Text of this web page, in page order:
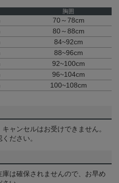
胸囲
70～78cm
80～88cm
84~92cm
88~96cm
92~100cm
96~104cm
100~108cm
ャンセルはお受けできません。
ださい。
は確保されませんので、お早め